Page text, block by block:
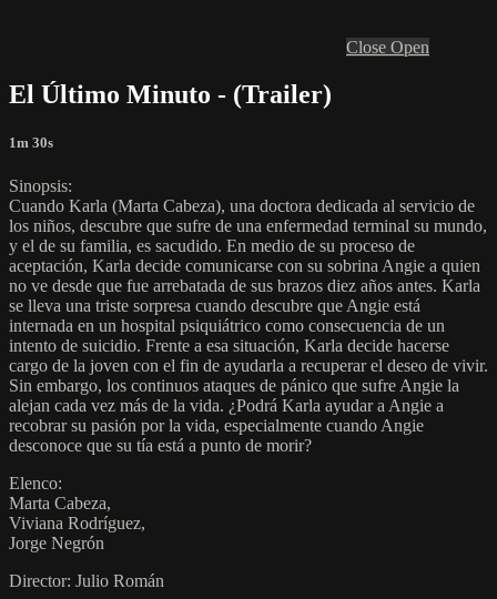
Close Open
El Último Minuto - (Trailer)
1m 30s
Sinopsis:
Cuando Karla (Marta Cabeza), una doctora dedicada al servicio de
los niños, descubre que sufre de una enfermedad terminal su mundo,
y el de su familia, es sacudido. En medio de su proceso de
aceptación, Karla decide comunicarse con su sobrina Angie a quien
no ve desde que fue arrebatada de sus brazos diez años antes. Karla
se lleva una triste sorpresa cuando descubre que Angie está
internada en un hospital psiquiátrico como consecuencia de un
intento de suicidio. Frente a esa situación, Karla decide hacerse
cargo de la joven con el fin de ayudarla a recuperar el deseo de vivir.
Sin embargo, los continuos ataques de pánico que sufre Angie la
alejan cada vez más de la vida. ¿Podrá Karla ayudar a Angie a
recobrar su pasión por la vida, especialmente cuando Angie
desconoce que su tía está a punto de morir?
Elenco:
Marta Cabeza,
Viviana Rodríguez,
Jorge Negrón
Director: Julio Román